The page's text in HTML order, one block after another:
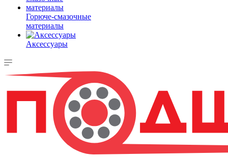
Горюче-смазочные
материалы
Аксессуары